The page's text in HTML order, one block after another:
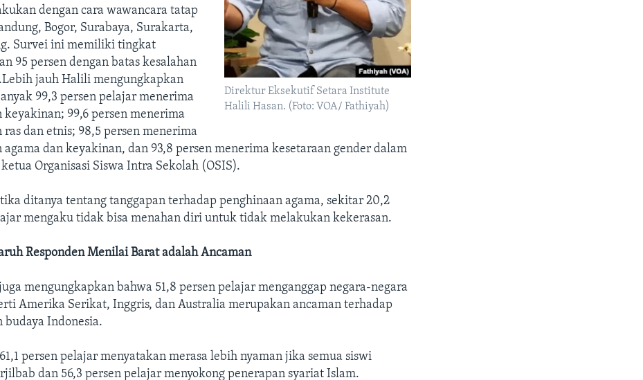
Direktur Eksekutif Setara Institute
Halili Hasan. (Foto: VOA/ Fathiyah)
dengan cara wawancara tatap
Bogor, Surabaya, Surakarta,
Survei ini memiliki tingkat
95 persen dengan batas kesalahan
jauh Halili mengungkapkan
99,3 persen pelajar menerima
keyakinan; 99,6 persen menerima
ras dan etnis; 98,5 persen menerima
agama dan keyakinan, dan 93,8 persen menerima kesetaraan gender dalam
Organisasi Siswa Intra Sekolah (OSIS).
ditanya tentang tanggapan terhadap penghinaan agama, sekitar 20,2
mengaku tidak bisa menahan diri untuk tidak melakukan kekerasan.
Responden Menilai Barat adalah Ancaman
mengungkapkan bahwa 51,8 persen pelajar menganggap negara-negara
Amerika Serikat, Inggris, dan Australia merupakan ancaman terhadap
budaya Indonesia.
persen pelajar menyatakan merasa lebih nyaman jika semua siswi
dan 56,3 persen pelajar menyokong penerapan syariat Islam.